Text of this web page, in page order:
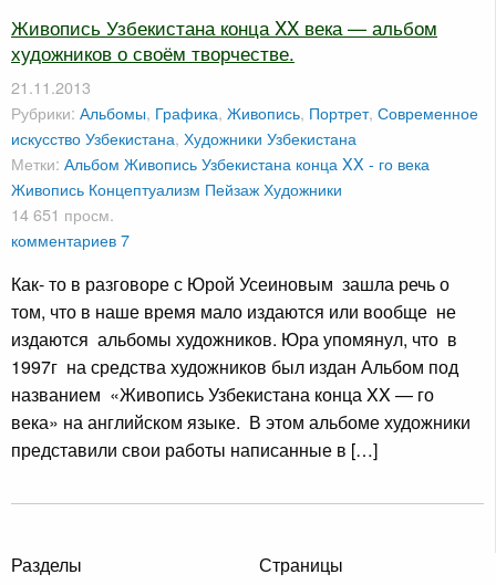
Живопись Узбекистана конца XX века — альбом
художников о своём творчестве.
21.11.2013
Рубрики: Альбомы, Графика, Живопись, Портрет, Современное
искусство Узбекистана, Художники Узбекистана
Метки: Альбом Живопись Узбекистана конца XX - го века
Живопись Концептуализм ПейзажХудожники
14 651 просм.
комментариев 7
Как- то в разговоре с Юрой Усеиновым зашла речь о
том, что в наше время мало издаются или вообще не
издаются альбомы художников. Юра упомянул, что в
1997г на средства художников был издан Альбом под
названием «Живопись Узбекистана конца XX — го
века» на английском языке. В этом альбоме художники
представили свои работы написанные в […]
Разделы
Страницы